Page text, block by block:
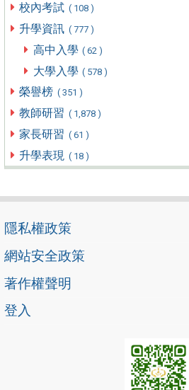
校內考試 ( 108 )
升學資訊 ( 777 )
高中入學 ( 62 )
大學入學 ( 578 )
榮譽榜 ( 351 )
教師研習 ( 1,878 )
家長研習 ( 61 )
升學表現 ( 18 )
隱私權政策
網站安全政策
著作權聲明
登入